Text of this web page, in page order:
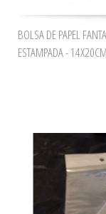
BOLSA DE PAPEL
ESTAMPADA - 14X20CM